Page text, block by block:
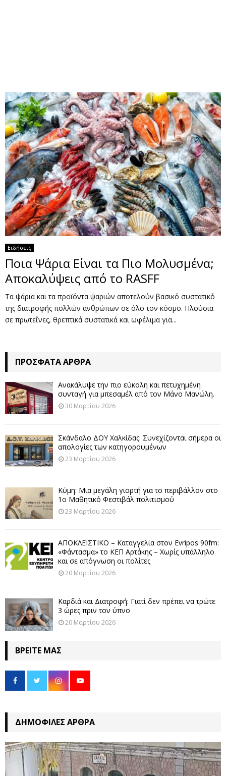
U
Ειδήσεις
Ποια Ψάρια Είναι τα Πιο Μολυσμένα;
Αποκαλύψεις από το RASFF
Τα ψάρια και τα προϊόντα ψαριών αποτελούν βασικό συστατικό
της διατροφής πολλών ανθρώπων σε όλο τον κόσμο. Πλούσια
σε πρωτεΐνες, θρεπτικά συστατικά και ωφέλιμα για...
ΠΡΌΣΦΑΤΑ ΆΡΘΡΑ
Ανακάλυψε την πιο εύκολη και πετυχημένη
συνταγή για μπεσαμέλ από τον Μάνο Μανώλη.
30 Μαρτίου 2026
Σκάνδαλο ΔΟΥ Χαλκίδας: Συνεχίζονται σήμερα οι
απολογίες των κατηγορουμένων
23 Μαρτίου 2026
Κύμη: Μια μεγάλη γιορτή για το περιβάλλον στο
1ο Μαθητικό Φεστιβάλ πολιτισμού
23 Μαρτίου 2026
ΑΠΟΚΛΕΙΣΤΙΚΟ – Καταγγελία στον Evripos 90fm:
«Φάντασμα» το ΚΕΠ Αρτάκης – Χωρίς υπάλληλο
και σε απόγνωση οι πολίτες
20 Μαρτίου 2026
Καρδιά και Διατροφή: Γιατί δεν πρέπει να τρώτε
3 ώρες πριν τον ύπνο
20 Μαρτίου 2026
ΒΡΕΊΤΕ ΜΑΣ
ΔΗΜΟΦΙΛΈΣ ΆΡΘΡΑ